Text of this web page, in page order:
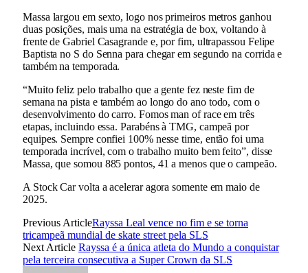
Massa largou em sexto, logo nos primeiros metros ganhou
duas posições, mais uma na estratégia de box, voltando à
frente de Gabriel Casagrande e, por fim, ultrapassou Felipe
Baptista no S do Senna para chegar em segundo na corrida e
também na temporada.
“Muito feliz pelo trabalho que a gente fez neste fim de
semana na pista e também ao longo do ano todo, com o
desenvolvimento do carro. Fomos man of race em três
etapas, incluindo essa. Parabéns à TMG, campeã por
equipes. Sempre confiei 100% nesse time, então foi uma
temporada incrível, com o trabalho muito bem feito”, disse
Massa, que somou 885 pontos, 41 a menos que o campeão.
A Stock Car volta a acelerar agora somente em maio de
2025.
Previous ArticleRayssa Leal vence no fim e se torna
tricampeã mundial de skate street pela SLS
Next Article Rayssa é a única atleta do Mundo a conquistar
pela terceira consecutiva a Super Crown da SLS